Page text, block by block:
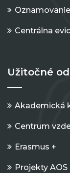
Centrálna
Užitočné
Akademická
Centrum
Erasmus +
Projekty AOS